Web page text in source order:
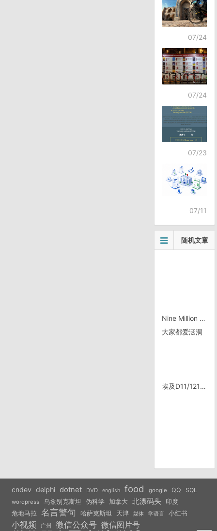
07/24
07/24
07/23
07/11
随机文章
Nine Million Bicycles
大家都爱涵洞
埃及D11/1210，救护车点
cndev delphi dotnet DVD english food google QQ SQL
wordpress 乌兹别克斯坦 伪科学 加拿大 北漂码头 印度
危地马拉 名言警句 哈萨克斯坦 天津 媒体 学语言 小红书
小视频 广州 微信公众号 微信图片号